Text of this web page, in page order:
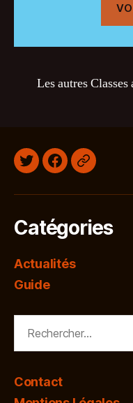
Les autres
TwitterFacebook
Discord
Catégories
Actualités
Guide
Contact